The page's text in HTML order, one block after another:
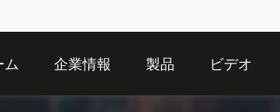
ム 企業情報 製品 ビデオ